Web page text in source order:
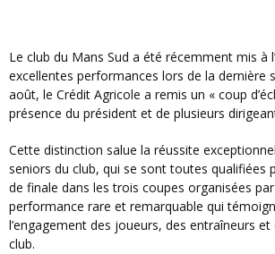
Le club du Mans Sud a été récemment mis à l’honneur pour ses
excellentes performances lors de la dernière
août, le Crédit Agricole a remis un « coup
présence du président et de plusieurs
Cette distinction salue la réussite exceptionnelle des trois équipes
seniors du club, qui se sont toutes qualifiées
de finale dans les trois coupes organisées
performance rare et remarquable qui
l’engagement des joueurs, des entraîneurs et
club.